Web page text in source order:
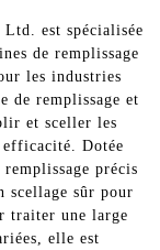
est spécialisée
de remplissage
les industries
de remplissage et
et sceller les
efficacité. Dotée
précis
scellage sûr pour
traiter une large
elle est